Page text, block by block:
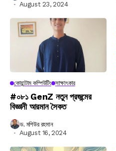
August 23, 2024
কোয়ান্টাম কম্পিউটিং সাক্ষাৎকার
#০৮১ GenZ নতুন প্রজন্মের
বিজ্ঞানী আরমান সৈকত
ড. মশিউর রহমান
August 16, 2024